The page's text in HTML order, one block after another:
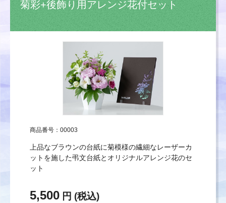
菊彩+後飾り用アレンジ花付セット
商品番号：00003
上品なブラウンの台紙に菊模様の繊細なレーザーカ
ットを施した弔文台紙とオリジナルアレンジ花のセ
ット
5,500 円 (税込)